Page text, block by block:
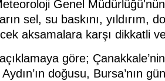
Genel
sel, su baskını,
aksamalara karşı dikkatli
göre;
doğusu, Bursa’nın